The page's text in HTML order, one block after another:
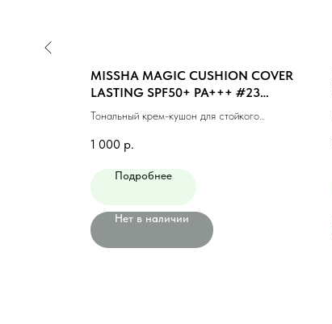
MISSHA MAGIC CUSHION COVER
LASTING SPF50+ PA+++ #23
MEDIUM BEIGE (15ml)
Тональный крем-кушон для стойкого
1 000 р.
Подробнее
Нет в наличии